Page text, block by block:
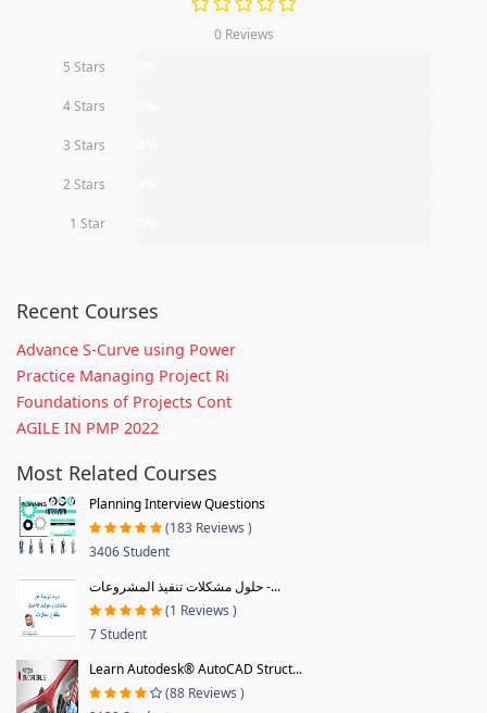
0 Reviews
5 Stars
4 Stars
3 Stars
2 Stars
1 Star
Recent Courses
Advance S-Curve using Power
Practice Managing Project Ri
Foundations of Projects Cont
AGILE IN PMP 2022
Most Related Courses
Planning Interview Questions
(183 Reviews )
3406 Student
حلول مشكلات تنفيذ المشروعات -...
(1 Reviews )
7 Student
Learn Autodesk® AutoCAD Struct...
(88 Reviews )